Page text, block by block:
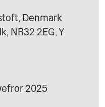
Denmark
NR32 2EG, Y
2025